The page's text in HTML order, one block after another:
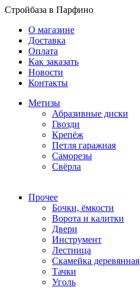
Стройбаза в Парфино
О магазине
Доставка
Оплата
Как заказать
Новости
Контакты
Метизы
Абразивные диски
Гвозди
Крепёж
Петля гаражная
Саморезы
Свёрла
Прочее
Бочки, ёмкости
Ворота и калитки
Двери
Инструмент
Лестница
Скамейка деревянная
Тачки
Уголь